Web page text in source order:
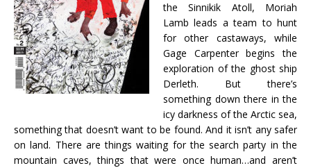
the Sinnikik Atoll, Moriah
Lamb leads a team to hunt
for other castaways, while
Gage Carpenter begins the
exploration of the ghost ship
Derleth. But there’s
something down there in the
icy darkness of the Arctic sea,
something that doesn’t want to be found. And it isn’t any safer
on land. There are things waiting for the search party in the
mountain caves, things that were once human…and aren’t